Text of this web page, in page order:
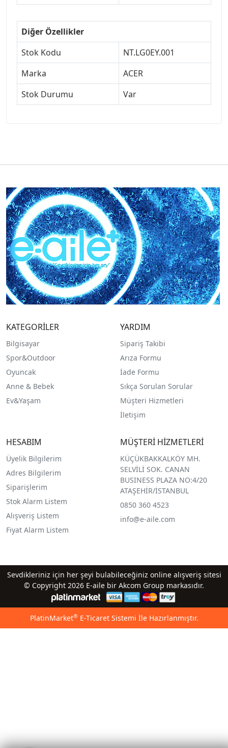
Diğer Özellikler
Stok Kodu
NT.LG0EY.001
Marka
ACER
Stok Durumu
Var
KATEGORİLER
Bilgisayar
Spor&Outdoor
Oyuncak
Anne & Bebek
Ev&Yaşam
YARDIM
Sipariş Takibi
Arıza Formu
İade Formu
Sıkça Sorulan Sorular
Müşteri Hizmetleri
İletişim
HESABIM
Üyelik Bilgilerim
Adres Bilgilerim
Siparişlerim
Stok Alarm Listem
Alışveriş Listem
Fiyat Alarm Listem
MÜŞTERİ HİZMETLERİ
KÜÇÜKBAKKALKÖY MH.
SELVİLİ SOK. CANAN
BUSINESS PLAZA NO:4/20
ATAŞEHİR/İSTANBUL
0850 360 4523
info@e-aile.com
Sevdikleriniz için her şeyi bulabileceğiniz online alışveriş sitesi
© Copyright 2026 E-aile bir Akcom Group markasıdır.
PlatinMarket®E-Ticaret Sistemi İle Hazırlanmıştır.